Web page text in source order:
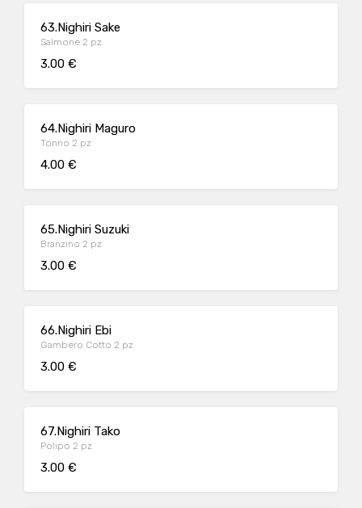
63.Nighiri Sake
Salmone 2 pz
3.00 €
64.Nighiri Maguro
Tonno 2 pz
4.00 €
65.Nighiri Suzuki
Branzino 2 pz
3.00 €
66.Nighiri Ebi
Gambero Cotto 2 pz
3.00 €
67.Nighiri Tako
Polipo 2 pz
3.00 €